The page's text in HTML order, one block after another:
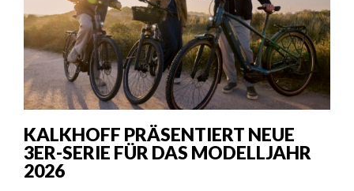
KALKHOFF PRÄSENTIERT NEUE
3ER-SERIE FÜR DAS MODELLJAHR
2026